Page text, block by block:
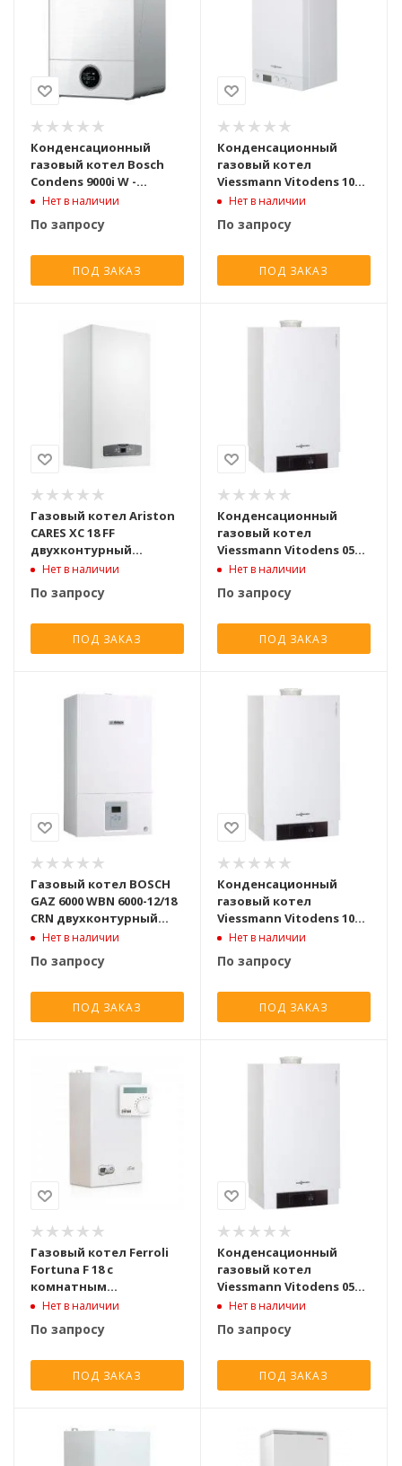
Конденсационный
газовый котел Bosch
Condens 9000i W -
GC9000iW 20E
турбированный [19,3
Нет в наличии
По запросу
ПОД ЗАКАЗ
Конденсационный
газовый котел
Viessmann Vitodens 100-
W B1HC одноконтурный
Нет в наличии
По запросу
ПОД ЗАКАЗ
Газовый котел Ariston
CARES XC 18 FF
двухконтурный
турбированный [18 кВт]
Нет в наличии
По запросу
ПОД ЗАКАЗ
Конденсационный
газовый котел
Viessmann Vitodens 050-
W BOKA19kW
Нет в наличии
По запросу
ПОД ЗАКАЗ
Газовый котел BOSCH
GAZ 6000 WBN 6000-12/18
CRN двухконтурный
турбированный [18 КвТ]
Нет в наличии
По запросу
ПОД ЗАКАЗ
Конденсационный
газовый котел
Viessmann Vitodens 100-
W B1HF одноконтурный
Нет в наличии
По запросу
ПОД ЗАКАЗ
Газовый котел Ferroli
Fortuna F 18 с
комнатным
термостатом
турбированный [18 кВт]
Нет в наличии
По запросу
ПОД ЗАКАЗ
Конденсационный
газовый котел
Viessmann Vitodens 050-
W BOHA19kW
кВт]
Нет в наличии
По запросу
ПОД ЗАКАЗ